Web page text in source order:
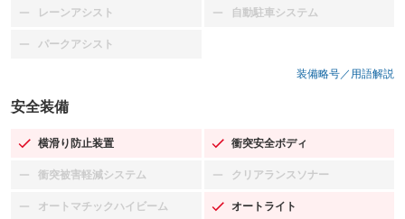
レーンアシスト
：装備なし 自動駐車システム
：装備なし
パークアシスト
：装備なし
装備略号／用語解説
安全装備
横滑り防止装置
：装備あり 衝突安全ボディ
：装備あり
衝突被害軽減システム
：装備なし クリアランスソナー
：装備なし
オートマチックハイビーム
：装備なし オートライト
：装備あり